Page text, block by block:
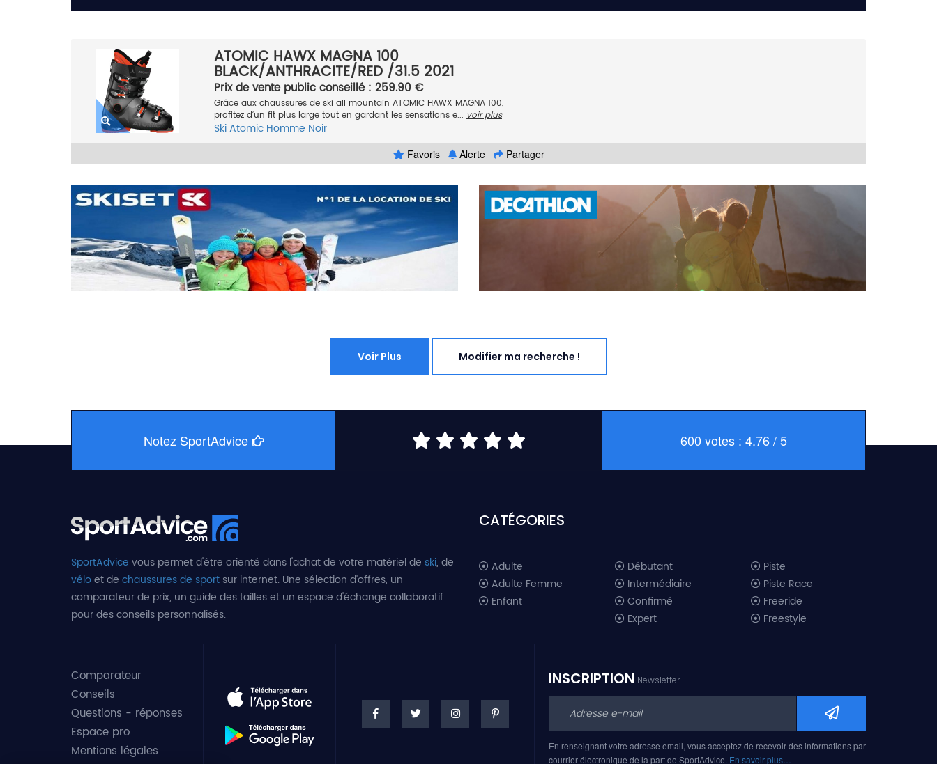
ATOMIC HAWX MAGNA 100
BLACK/ANTHRACITE/RED /31.5 2021
Prix de vente public conseillé : 259.90 €
Grâce aux chaussures de ski all mountain ATOMIC HAWX MAGNA 100,
profitez d’un fit plus large tout en gardant les sensations e... voir plus
SkiAtomic Homme Noir
Favoris Alerte Partager
Voir Plus Modifier ma recherche !
Notez SportAdvice 600 votes : 4.76 / 5
SportAdvice vous permet d'être orienté dans l'achat de votre matériel de ski, de
véloet de chaussures de sportsur internet. Une sélection d'offres, un
comparateur de prix, un guide des tailles et un espace d'échange collaboratif
pour des conseils personnalisés.
CATÉGORIES
Adulte
Adulte Femme
Enfant
Débutant
Intermédiaire
Confirmé
Expert
Piste
Piste Race
Freeride
Freestyle
Ski freeride 2019
Ski freestyle 2019
Ski AM 2019
Comparateur
Conseils
Questions - réponses
Espace pro
Mentions légales
INSCRIPTION Newsletter
En renseignant votre adresse email, vous acceptez de recevoir des informations par
courrier électronique de la part de SportAdvice. En savoir plus…